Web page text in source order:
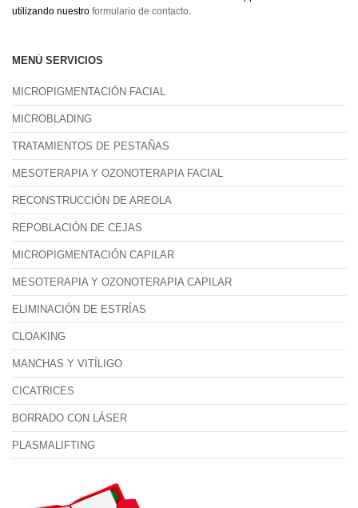
utilizando nuestro formulario de contacto.
MENÚ SERVICIOS
MICROPIGMENTACIÓN FACIAL
MICROBLADING
TRATAMIENTOS DE PESTAÑAS
MESOTERAPIA Y OZONOTERAPIA FACIAL
RECONSTRUCCIÓN DE AREOLA
REPOBLACIÓN DE CEJAS
MICROPIGMENTACIÓN CAPILAR
MESOTERAPIA Y OZONOTERAPIA CAPILAR
ELIMINACIÓN DE ESTRÍAS
CLOAKING
MANCHAS Y VITÍLIGO
CICATRICES
BORRADO CON LÁSER
PLASMALIFTING